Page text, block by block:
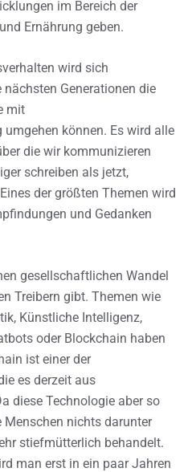
im Bereich der
Ernährung geben.
wird sich
Generationen die
mit
können. Es wird alle
die wir kommunizieren
schreiben als jetzt,
der größten Themen wird
und Gedanken
gesellschaftlichen Wandel
Treibern gibt. Themen wie
Künstliche Intelligenz,
oder Blockchain haben
ist einer der
es derzeit aus
diese Technologie aber so
nichts darunter
stiefmütterlich behandelt.
man erst in ein paar Jahren